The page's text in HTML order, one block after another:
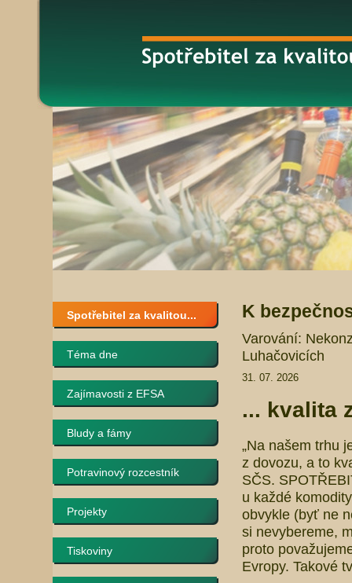
Spotřebitel za kvalitou...
Téma dne
Zajímavosti z EFSA
Bludy a fámy
Potravinový rozcestník
Projekty
Tiskoviny
K
Varování:
Luhačovicích
31. 07. 2026
... kvalita
„Na našem trhu
z dovozu, a to
SČS.
u každé
obvykle (byť ne
si nevybereme,
proto
Evropy. Takové